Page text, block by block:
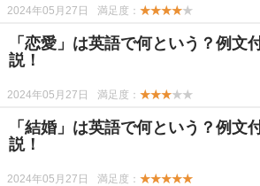
2024年05月27日 満足度： ★★★★★
「恋愛」は英語で何という？例文
説！
2024年05月27日 満足度： ★★★★★
「結婚」は英語で何という？例文
説！
2024年05月27日 満足度： ★★★★★